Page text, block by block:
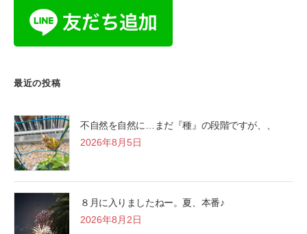
最近の投稿
不自然を自然に…まだ『種』の段階ですが、、
2026年8月5日
８月に入りましたねー。夏、本番♪
2026年8月2日